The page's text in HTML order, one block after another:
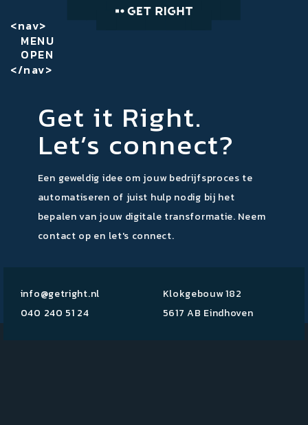
<nav>
MENU
OPEN
</nav>
Get it Right.
Let’s connect?
Een geweldig idee om jouw bedrijfsproces te
automatiseren of juist hulp nodig bij het
bepalen van jouw digitale transformatie. Neem
contact op en let's connect.
info@getright.nl
040 240 51 24
Klokgebouw 182
5617 AB Eindhoven